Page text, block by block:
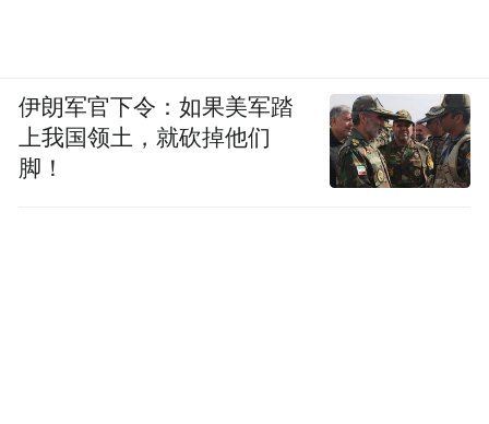
伊朗军官下令：如果美军踏
上我国领土，就砍掉他们
脚！